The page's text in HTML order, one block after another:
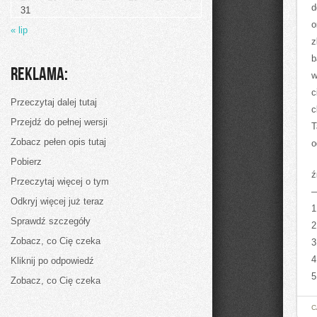
31
« lip
Reklama:
Przeczytaj dalej tutaj
Przejdź do pełnej wersji
Zobacz pełen opis tutaj
Pobierz
Przeczytaj więcej o tym
Odkryj więcej już teraz
Sprawdź szczegóły
Zobacz, co Cię czeka
Kliknij po odpowiedź
Zobacz, co Cię czeka